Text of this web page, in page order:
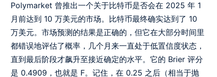
Polymarket 曾推出一个关于比特币是否会在 2025 年 1
月前达到 10 万美元的市场。比特币最终确实达到了 10
万美元。市场预测的结果是正确的，但它在大部分时间里
都错误地评估了概率，几个月来一直处于低置信度状态，
直到最后阶段才飙升至接近确定的水平。它的 Brier 评分
是 0.4909，也就是 F。记住，在 0.25 之后（相当于抛